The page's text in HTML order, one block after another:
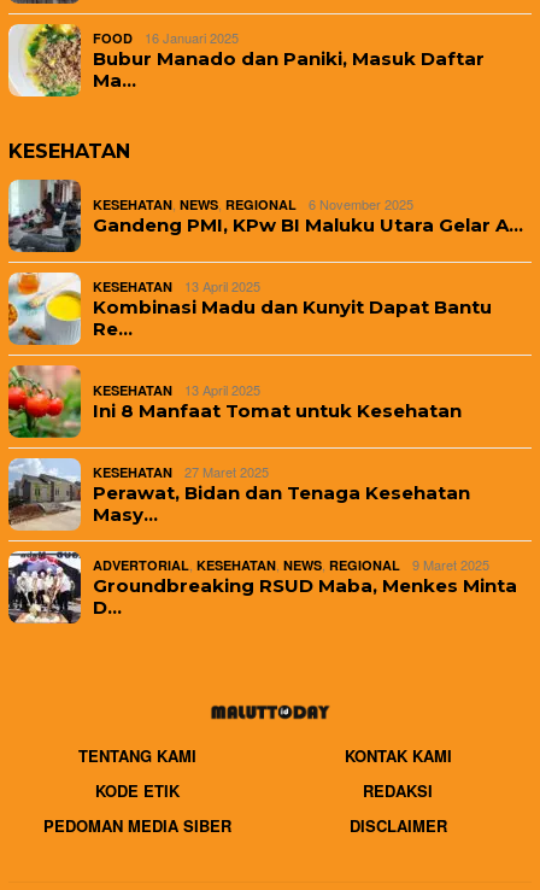
FOOD 16 Januari 2025
Bubur Manado dan Paniki, Masuk Daftar
Ma…
KESEHATAN
KESEHATAN NEWS REGIONAL 6 November 2025
Gandeng PMI, KPw BI Maluku Utara Gelar A…
KESEHATAN 13 April 2025
Kombinasi Madu dan Kunyit Dapat Bantu
Re…
KESEHATAN 13 April 2025
Ini 8 Manfaat Tomat untuk Kesehatan
KESEHATAN 27 Maret 2025
Perawat, Bidan dan Tenaga Kesehatan
Masy…
ADVERTORIAL KESEHATAN NEWS REGIONAL 9 Maret 2025
Groundbreaking RSUD Maba, Menkes Minta
D…
TENTANG KAMI
KONTAK KAMI
KODE ETIK
REDAKSI
PEDOMAN MEDIA SIBER
DISCLAIMER